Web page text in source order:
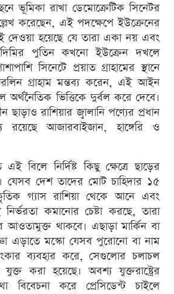
ভূমিকা রাখা ডেমোক্রেটিক সিনেটর
করেছেন, এই পদক্ষেপে ইউক্রেনের
দেওয়া হয়েছে যে তারা একা নয় এবং
পুতিন কখনো ইউক্রেন দখলে
সিনেটে প্রয়াত গ্রাহামের স্থানে
গ্রাহাম মন্তব্য করেন, এই আইন
ভিত্তিকে দুর্বল করে দেবে।
ছাড়াও রাশিয়ার জ্বালানি পণ্যের প্রধান
রয়েছে আজারবাইজান, হাঙ্গেরি ও
বিলে নির্দিষ্ট কিছু ক্ষেত্রে ছাড়ের
যেসব দেশ তাদের মোট চাহিদার ১৫
গ্যাস রাশিয়া থেকে আনে এবং
নির্ভরতা কমানোর চেষ্টা করছে, তারা
আওতামুক্ত থাকবে। এছাড়া মার্কিন বা
এড়াতে মস্কো যেসব পুরোনো বা নাম
ব্যবহার করে, সেগুলোর চলাচল
যুক্ত করা হয়েছে। অবশ্য যুক্তরাষ্ট্রের
বিবেচনা করে প্রেসিডেন্ট চাইলে